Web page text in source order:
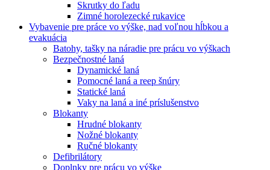
Skrutky do ľadu
Zimné horolezecké rukavice
Vybavenie pre práce vo výške, nad voľnou hĺbkou a
evakuácia
Batohy, tašky na náradie pre prácu vo výškach
Bezpečnostné laná
Dynamické laná
Pomocné laná a reep šnúry
Statické laná
Vaky na laná a iné príslušenstvo
Blokanty
Hrudné blokanty
Nožné blokanty
Ručné blokanty
Defibrilátory
Doplnky pre prácu vo výške